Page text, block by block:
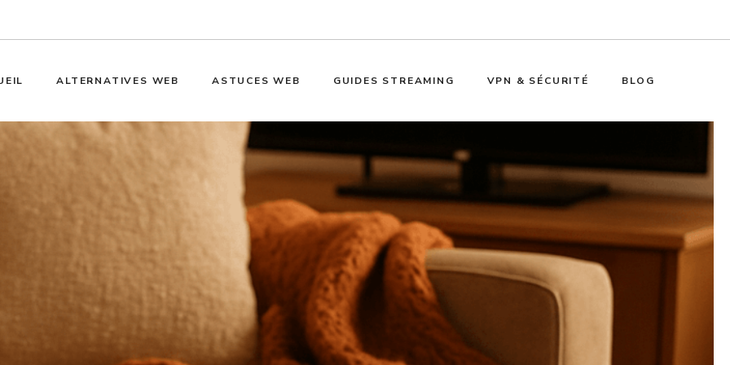
ALTERNATIVES WEB ASTUCES WEB GUIDES STREAMING VPN & SÉCURITÉ BLOG